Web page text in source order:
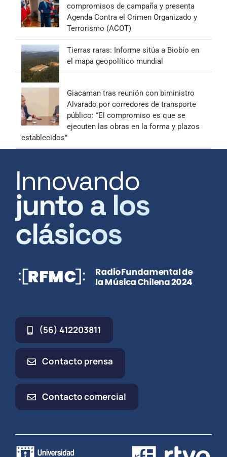
compromisos de campaña y presenta
Agenda Contra el Crimen Organizado y
Terrorismo (ACOT)
Tierras raras: Informe sitúa a Biobío en
el mapa geopolítico mundial
Giacaman tras reunión con biministro
Alvarado por corredores de transporte
público: “El compromiso es que se
ejecuten las obras en la forma y plazos
establecidos”
Innovando
junto a los
clásicos
(56) 412203811
Contacto prensa
Contacto comercial